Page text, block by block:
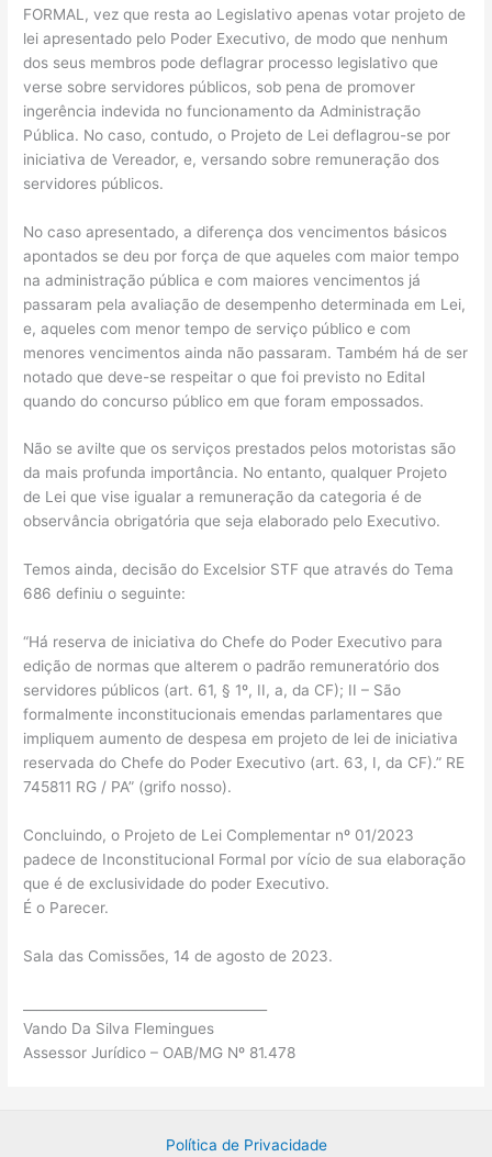
FORMAL, vez que resta ao Legislativo apenas votar projeto de
lei apresentado pelo Poder Executivo, de modo que nenhum
dos seus membros pode deflagrar processo legislativo que
verse sobre servidores públicos, sob pena de promover
ingerência indevida no funcionamento da Administração
Pública. No caso, contudo, o Projeto de Lei deflagrou-se por
iniciativa de Vereador, e, versando sobre remuneração dos
servidores públicos.
No caso apresentado, a diferença dos vencimentos básicos
apontados se deu por força de que aqueles com maior tempo
na administração pública e com maiores vencimentos já
passaram pela avaliação de desempenho determinada em Lei,
e, aqueles com menor tempo de serviço público e com
menores vencimentos ainda não passaram. Também há de ser
notado que deve-se respeitar o que foi previsto no Edital
quando do concurso público em que foram empossados.
Não se avilte que os serviços prestados pelos motoristas são
da mais profunda importância. No entanto, qualquer Projeto
de Lei que vise igualar a remuneração da categoria é de
observância obrigatória que seja elaborado pelo Executivo.
Temos ainda, decisão do Excelsior STF que através do Tema
686 definiu o seguinte:
“Há reserva de iniciativa do Chefe do Poder Executivo para
edição de normas que alterem o padrão remuneratório dos
servidores públicos (art. 61, § 1º, II, a, da CF); II – São
formalmente inconstitucionais emendas parlamentares que
impliquem aumento de despesa em projeto de lei de iniciativa
reservada do Chefe do Poder Executivo (art. 63, I, da CF).” RE
745811 RG / PA” (grifo nosso).
Concluindo, o Projeto de Lei Complementar nº 01/2023
padece de Inconstitucional Formal por vício de sua elaboração
que é de exclusividade do poder Executivo.
É o Parecer.
Sala das Comissões, 14 de agosto de 2023.
Vando Da Silva Flemingues
Assessor Jurídico – OAB/MG Nº 81.478
Política de Privacidade